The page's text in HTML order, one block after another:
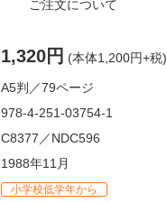
ご注文について
1,320円 (本体1,200円+税)
A5判／79ページ
978-4-251-03754-1
C8377／NDC596
1988年11月
小学校低学年から